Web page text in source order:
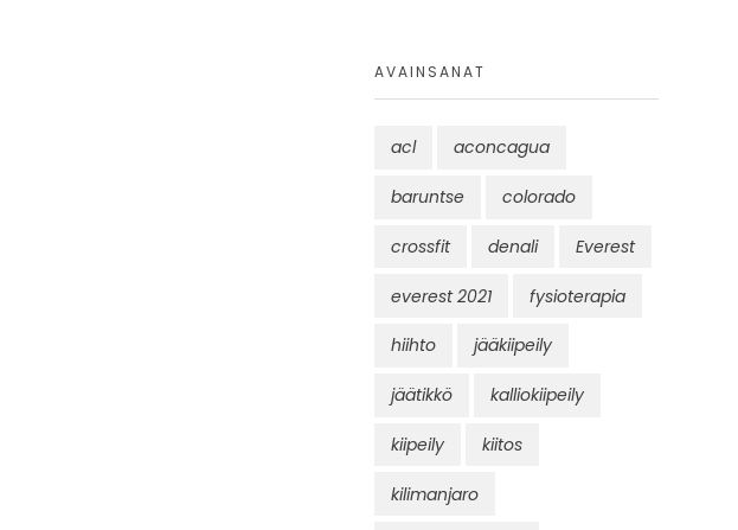
AVAINSANAT
acl aconcagua
baruntse colorado
crossfit denali Everest
everest 2021 fysioterapia
hiihto jääkiipeily
jäätikkö kalliokiipeily
kiipeily kiitos
kilimanjaro